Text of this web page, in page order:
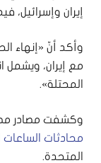
إيران وإسرائيل،
وأكد أنّ «إنهاء
مع إيران، ويشمل
المحتلة».
وكشفت مصادر
محادثات الساعات
المتحدة.